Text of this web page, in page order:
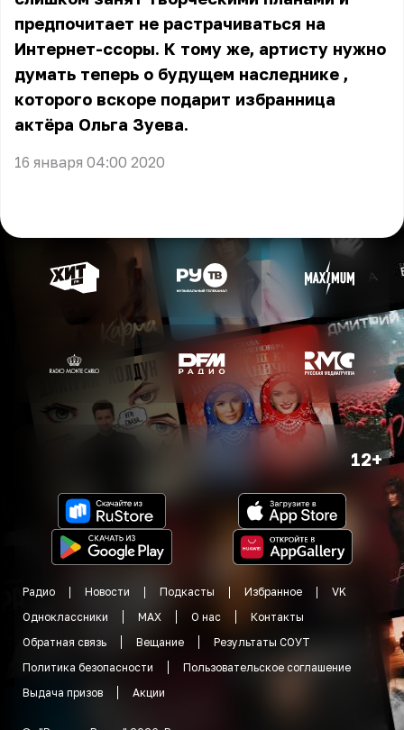
предпочитает не растрачиваться на
Интернет-ссоры. К тому же, артисту нужно
думать теперь о будущем наследнике ,
которого вскоре подарит избранница
актёра Ольга Зуева.
16 января 04:00 2020
12+
Радио Новости Подкасты Избранное
VK
Одноклассники
MAX О нас
Контакты
Обратная связь
Вещание
Результаты СОУТ
Политика безопасности
Пользовательское соглашение
Выдача призов
Акции